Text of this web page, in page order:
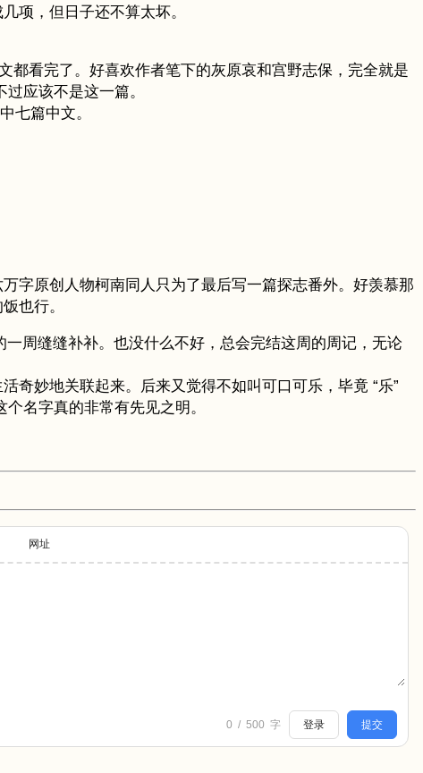
项，但日子还不算太坏。
都看完了。好喜欢作者笔下的灰原哀和宫野志保，完全就是
应该不是这一篇。
七篇中文。
字原创人物柯南同人只为了最后写一篇探志番外。好羡慕那
也行。
周缝缝补补。也没什么不好，总会完结这周的周记，无论
奇妙地关联起来。后来又觉得不如叫可口可乐，毕竟 “乐”
名字真的非常有先见之明。
网址
0 / 500 字 登录 提交